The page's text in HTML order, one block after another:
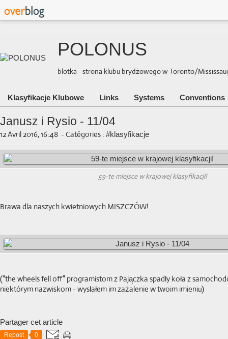
POLONUS
blotka - strona klubu brydżowego w Toronto/
Klasyfikacje Klubowe Links Systems Conventions
Janusz i Rysio - 11/04
12 Avril 2016, 16:48 - Catégories : #klasyfikacje
59-te miejsce w krajowej klasyfikacji!
Brawa dla naszych kwietniowych MISZCZÓW!
("the wheels fell off" programistom z Pajączka spadły koła z
niektórym nazwiskom - wysłałem im zażalenie w twoim imieniu)
Partager cet article
Repost 0